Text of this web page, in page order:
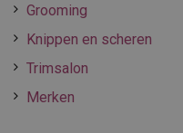
Grooming
Knippen en scheren
Trimsalon
Merken